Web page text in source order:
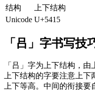
结构
上下结构
Unicode U+5415
「吕」字书写技
「吕」字为上下结构，
上下结构的字要注意上下
上下等高。中间的衔接要